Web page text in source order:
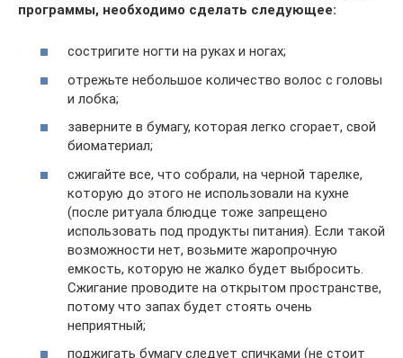
программы, необходимо сделать следующее:
состригите ногти на руках и ногах;
отрежьте небольшое количество волос с головы
и лобка;
заверните в бумагу, которая легко сгорает, свой
биоматериал;
сжигайте все, что собрали, на черной тарелке,
которую до этого не использовали на кухне
(после ритуала блюдце тоже запрещено
использовать под продукты питания). Если такой
возможности нет, возьмите жаропрочную
емкость, которую не жалко будет выбросить.
Сжигание проводите на открытом пространстве,
потому что запах будет стоять очень
неприятный;
поджигать бумагу следует спичками (не стоит